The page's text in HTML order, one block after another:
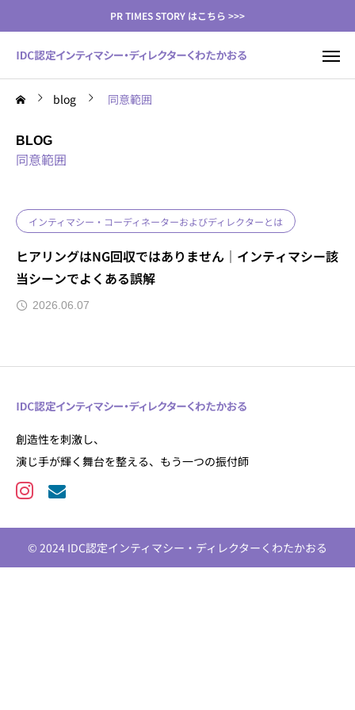
PR TIMES STORY はこちら >>>
blog 同意範囲
BLOG
同意範囲
インティマシー・コーディネーターおよびディレクターとは
ヒアリングはNG回収ではありません｜インティマシー該
当シーンでよくある誤解
2026.06.07
創造性を刺激し、
演じ手が輝く舞台を整える、もう一つの振付師
© 2024 IDC認定インティマシー・ディレクターくわたかおる